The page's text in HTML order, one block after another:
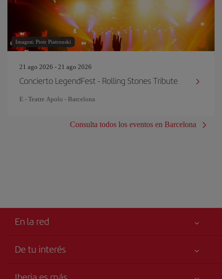
Imagen: Piotr Piatrouski
21 ago 2026 - 21 ago 2026
Concierto LegendFest - Rolling Stones Tribute
E - Teatre Apolo - Barcelona
Consulta todos los eventos en Barcelona
En la red
De tu interés